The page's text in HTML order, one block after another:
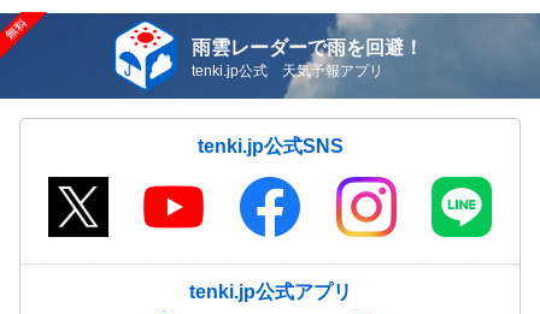
雨雲レーダーで雨を回避！
tenki.jp公式 天気予報アプリ
tenki.jp公式SNS
tenki.jp公式アプリ